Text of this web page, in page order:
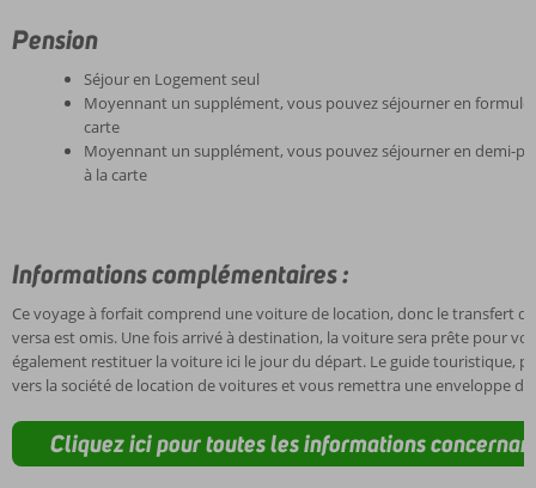
Pension
Séjour en Logement seul
Moyennant un supplément, vous pouvez séjourner en
carte
Moyennant un supplément, vous pouvez séjourner en demi-
à la carte
Informations complémentaires :
Ce voyage à forfait comprend une voiture de location, donc le transfert
versa est omis. Une fois arrivé à destination, la voiture sera prête pour
également restituer la voiture ici le jour du départ. Le guide touristique,
vers la société de location de voitures et vous remettra une enveloppe
Cliquez ici pour toutes les informations